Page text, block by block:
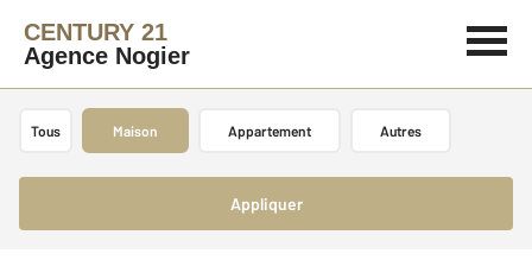
CENTURY 21
Agence Nogier
Tous Maison Appartement Autres
Appliquer